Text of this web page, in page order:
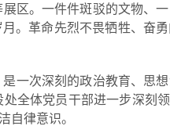
区。一件件斑驳的文物、
。革命先烈不畏牺牲、奋
一次深刻的政治教育、思
全体党员干部进一步深刻
自律意识。